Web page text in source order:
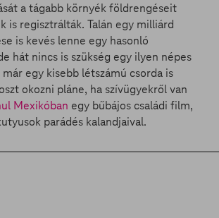
a tágabb környék földrengéseit
is regisztrálták. Talán egy milliárd
is kevés lenne egy hasonló
hát nincs is szükség egy ilyen népes
már egy kisebb létszámú csorda is
okozni pláne, ha szívügyekről van
Mexikóban egy bűbájos családi film,
parádés kalandjaival.